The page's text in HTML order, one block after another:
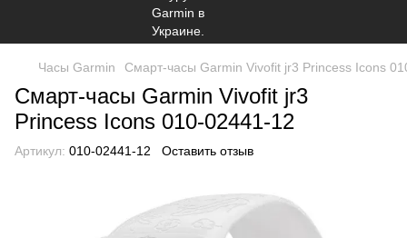
Часы Garmin Смарт-часы Garmin Vivofit jr3 Princess Icons
Смарт-часы Garmin Vivofit jr3
Princess Icons 010-02441-12
Артикул: 010-02441-12 Оставить отзыв